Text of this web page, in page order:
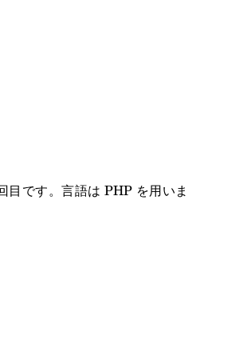
です。言語は PHP を用いま